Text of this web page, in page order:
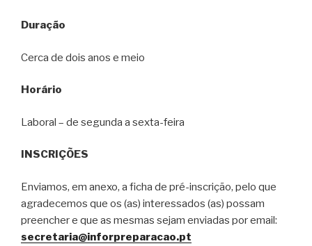
Duração
Cerca de dois anos e meio
Horário
Laboral – de segunda a sexta-feira
INSCRIÇÕES
Enviamos, em anexo, a ficha de pré-inscrição, pelo que
agradecemos que os (as) interessados (as) possam
preencher e que as mesmas sejam enviadas por email:
secretaria@inforpreparacao.pt